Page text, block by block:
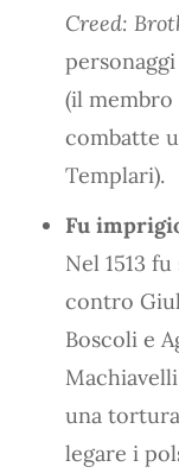
Creed:
(il membro
combatte
Templari).
Fu
Nel 1513
contro
Boscoli e
una
legare i